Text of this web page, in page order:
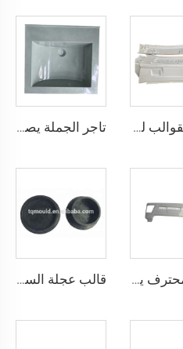
صانع القوالب للأجزاء الدقيقة المخصصة قوالب الإسكان قوالب قطع غيار السيارات القالب/القالب تاجر الجملة يصمم حوض الغسيل المتكامل، قالب صينية الغسالة SMC
مصنع محترف يصنع قوالب صدم SMC بالضغط قالب عجلة السيارة الكهربائية من ألياف الكربون SMC